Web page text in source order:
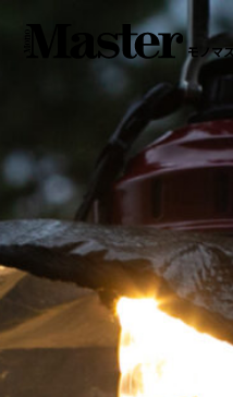
モノマ